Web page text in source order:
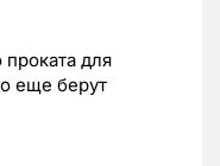
для
еще берут